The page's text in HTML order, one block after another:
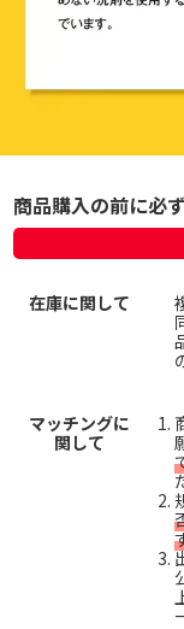
商品購入の前に必
在庫に関して
マッチングに
関して